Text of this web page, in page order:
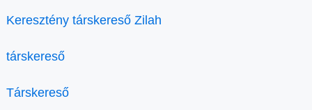
Keresztény társkereső Zilah
társkereső
Társkereső